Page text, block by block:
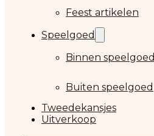
Feest artikelen
Speelgoed
Binnen speelgoed
Buiten speelgoed
Tweedekansjes
Uitverkoop